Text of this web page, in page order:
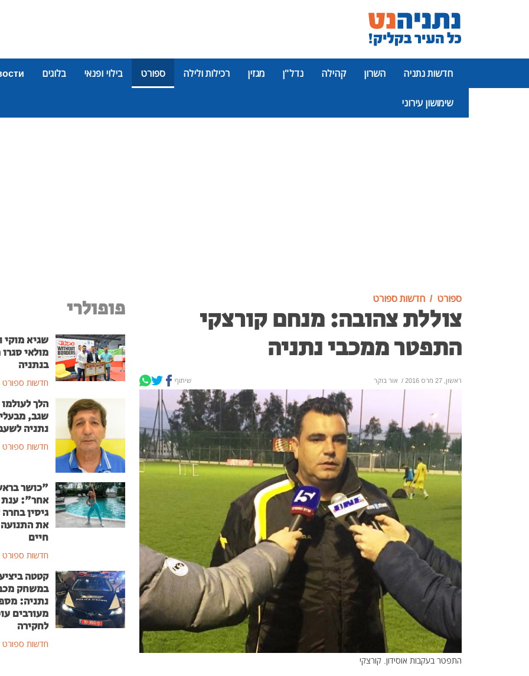
חדשות נתניה השרון קהילה נדל"ן מגזין רכילות ולילה ספורט בילוי ופנאי בלוגים
שימושון עירוני
ספורט חדשות ספורט
צוללת צהובה: מנחם קורצקי
התפטר ממכבי נתניה
ראשון, 27 מרס 2016 / אור בוקר שיתוף
התפטר בעקבות אוסידון. קורצקי
פופולרי
שגיא מוקי
מולאי
בנתניה
חדשות ספורט
הלך
שגב,
נתניה
חדשות ספורט
"כושר
אחר": ענת
גיסין
את
חיים
חדשות ספורט
קטטה
במשחק
נתניה:
מעורבים
לחקירה
חדשות ספורט